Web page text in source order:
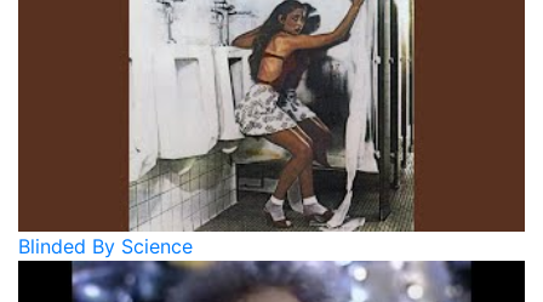
Blinded By Science